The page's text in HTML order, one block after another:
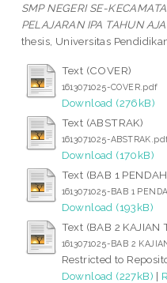
SMP NEGERI SE-
PELAJARAN IPA TAHUN
thesis, Universitas
Text (COVER)
1613071025-COVER.pdf
Download (276kB)
Text (ABSTRAK)
1613071025-
Download (170kB)
Text (BAB 1
1613071025-BAB 1
Download (193kB)
Text (BAB 2 KAJIAN
1613071025-BAB 2
Restricted to
Download (227kB) |